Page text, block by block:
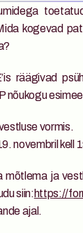
kogevad
räägivad
nõukogu
vormis.
novembril kell
mõtlema ja
siin:https://
ajal.